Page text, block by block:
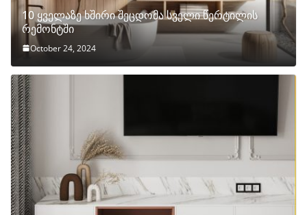
10 ყველაზე ხშირი შეცდომა სველი წერტილის
რემონტში
October 24, 2024